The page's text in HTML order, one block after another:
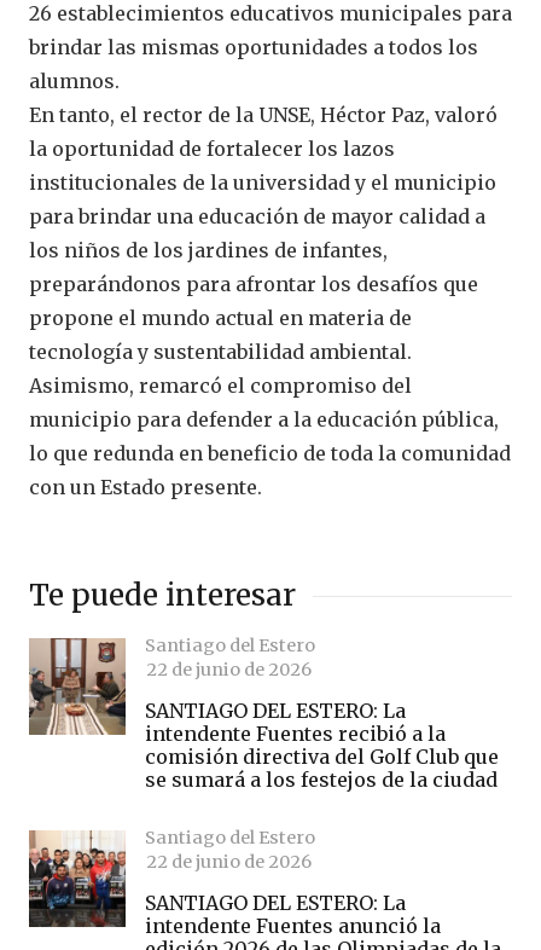
26 establecimientos educativos municipales para
brindar las mismas oportunidades a todos los
alumnos.
En tanto, el rector de la UNSE, Héctor Paz, valoró
la oportunidad de fortalecer los lazos
institucionales de la universidad y el municipio
para brindar una educación de mayor calidad a
los niños de los jardines de infantes,
preparándonos para afrontar los desafíos que
propone el mundo actual en materia de
tecnología y sustentabilidad ambiental.
Asimismo, remarcó el compromiso del
municipio para defender a la educación pública,
lo que redunda en beneficio de toda la comunidad
con un Estado presente.
Te puede interesar
Santiago del Estero
22 de junio de 2026
SANTIAGO DEL ESTERO: La
intendente Fuentes recibió a la
comisión directiva del Golf Club que
se sumará a los festejos de la ciudad
Santiago del Estero
22 de junio de 2026
SANTIAGO DEL ESTERO: La
intendente Fuentes anunció la